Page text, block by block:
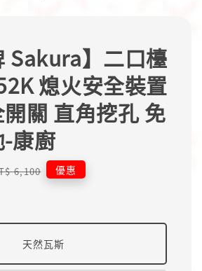
Sakura】二口檯
熄火安全裝置
關 直角挖孔 免
康廚
6,100 優惠
天然瓦斯